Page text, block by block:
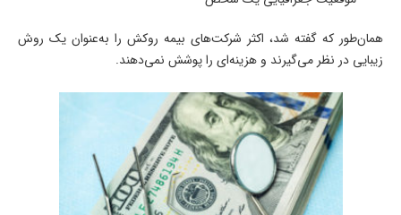
همان‌طور که گفته شد، اکثر شرکت‌های بیمه روکش را به‌عنوان یک روش
زیبایی در نظر می‌گیرند و هزینه‌ای را پوشش نمی‌دهند.